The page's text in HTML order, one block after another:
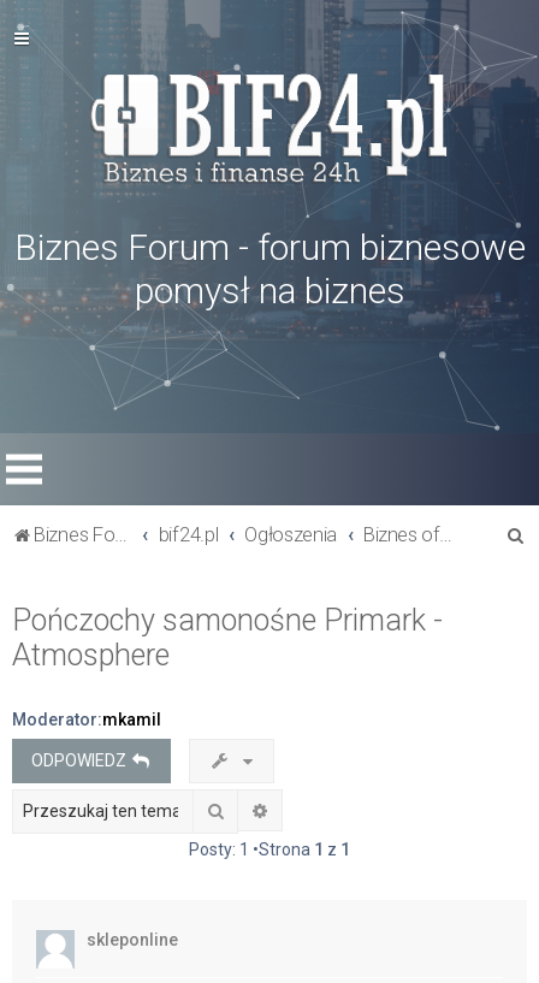
Biznes Forum - forum biznesowe
pomysł na biznes
Biznes Forum bif24.pl Ogłoszenia Biznes oferty - szukam rynku zbytu
Pończochy samonośne Primark -
Atmosphere
Moderator:mkamil
ODPOWIEDZ
Szukaj
Posty: 1 •Strona 1 z 1
skleponline